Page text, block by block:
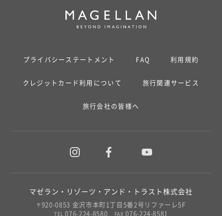
プライバシーステートメント FAQ 利用規約
クレジットカード利用について 旅行関連サービス
旅行会社の皆様へ
マゼラン・リゾーツ・アンド・トラスト株式会社
〒 920-0853 金沢市本町1丁目5番2号リファーレ5F
TEL 076-224-8580 FAX 076-224-8581